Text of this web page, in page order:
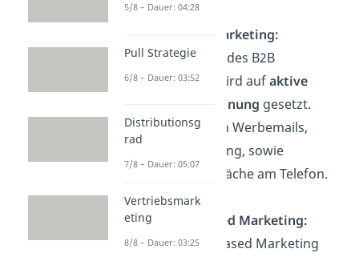
Outbound Marketing:
Bei dieser Art des B2B
Marketings wird aufaktive
Kundengewinnung gesetzt.
Dazu gehören Werbemails,
Bannerwerbung, sowie
Kundengespräche am Telefon.
Account-Based Marketing:
Im Account-Based Marketing
5/8 – Dauer: 04:28
Pull Strategie
6/8 – Dauer: 03:52
Distributionsg
rad
7/8 – Dauer: 05:07
Vertriebsmark
eting
8/8 – Dauer: 03:25